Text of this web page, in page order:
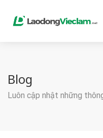
Blog
Luôn cập nhật những